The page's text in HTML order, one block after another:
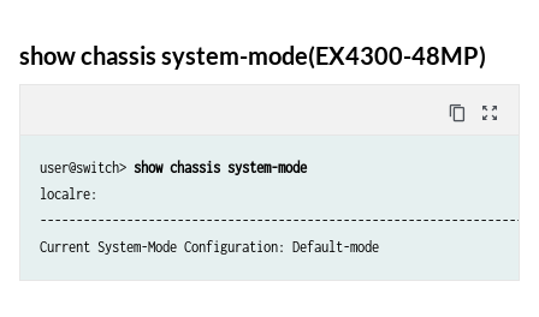
show chassis system-mode(EX4300-48MP)
content_copy zoom_out_map
user@switch> show chassis system-mode
localre:
Current System-Mode Configuration: Default-mode